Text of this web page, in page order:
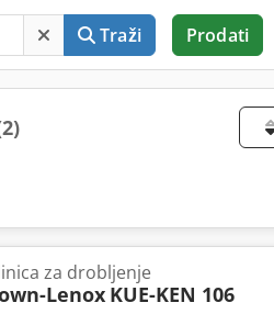
Traži Prodati
za drobljenje
Lenox KUE-KEN 106